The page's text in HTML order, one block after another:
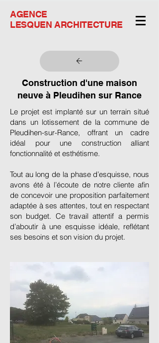
AGENCE
LESQUEN ARCHITECTURE
Construction d'une maison
neuve à Pleudihen sur Rance
Le projet est implanté sur un terrain situé
dans un lotissement de la commune de
Pleudihen-sur-Rance, offrant un cadre
idéal pour une construction alliant
fonctionnalité et esthétisme.
Tout au long de la phase d’esquisse, nous
avons été à l’écoute de notre cliente afin
de concevoir une proposition parfaitement
adaptée à ses attentes, tout en respectant
son budget. Ce travail attentif a permis
d’aboutir à une esquisse idéale, reflétant
ses besoins et son vision du projet.